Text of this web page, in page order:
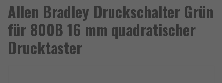
Allen Bradley Druckschalter Grün
für 800B 16 mm quadratischer
Drucktaster